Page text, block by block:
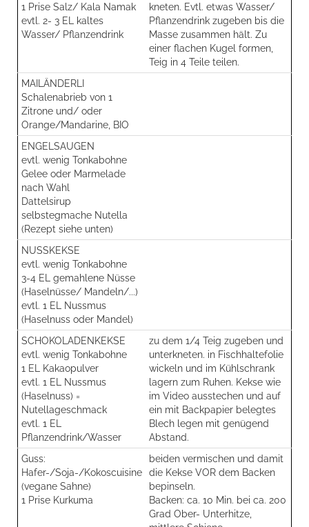
1 Prise Salz/ Kala Namak
evtl. 2- 3 EL kaltes
Wasser/ Pflanzendrink
kneten. Evtl. etwas Wasser/
Pflanzendrink zugeben bis die
Masse zusammen hält. Zu
einer flachen Kugel formen,
Teig in 4 Teile teilen.
MAILÄNDERLI
Schalenabrieb von 1
Zitrone und/ oder
Orange/Mandarine, BIO
ENGELSAUGEN
evtl. wenig Tonkabohne
Gelee oder Marmelade
nach Wahl
Dattelsirup
selbstegmache Nutella
(Rezept siehe unten)
NUSSKEKSE
evtl. wenig Tonkabohne
3-4 EL gemahlene Nüsse
(Haselnüsse/ Mandeln/...)
evtl. 1 EL Nussmus
(Haselnuss oder Mandel)
SCHOKOLADENKEKSE
evtl. wenig Tonkabohne
1 EL Kakaopulver
evtl. 1 EL Nussmus
(Haselnuss) =
Nutellageschmack
evtl. 1 EL
Pflanzendrink/Wasser
zu dem 1/4 Teig zugeben und
unterkneten. in Fischhaltefolie
wickeln und im Kühlschrank
lagern zum Ruhen. Kekse wie
im Video ausstechen und auf
ein mit Backpapier belegtes
Blech legen mit genügend
Abstand.
Guss:
Hafer-/Soja-/Kokoscuisine
(vegane Sahne)
1 Prise Kurkuma
beiden vermischen und damit
die Kekse VOR dem Backen
bepinseln.
Backen: ca. 10 Min. bei ca. 200
Grad Ober- Unterhitze,